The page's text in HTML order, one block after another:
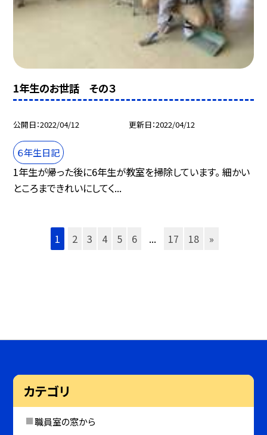
1年生のお世話 その３
公開日 2022/04/12 更新日 2022/04/12
６年生日記
1年生が帰った後に6年生が教室を掃除しています。 細かい
ところまできれいにしてく...
1 2 3 4 5 6 ... 17 18 »
カテゴリ
職員室の窓から